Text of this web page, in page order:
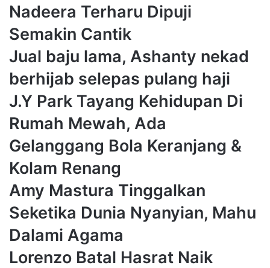
Nadeera Terharu Dipuji
Semakin Cantik
Jual baju lama, Ashanty nekad
berhijab selepas pulang haji
J.Y Park Tayang Kehidupan Di
Rumah Mewah, Ada
Gelanggang Bola Keranjang &
Kolam Renang
Amy Mastura Tinggalkan
Seketika Dunia Nyanyian, Mahu
Dalami Agama
Lorenzo Batal Hasrat Naik